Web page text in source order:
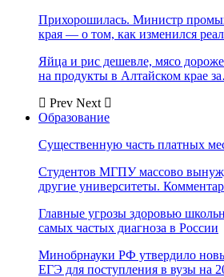
Прихорошилась. Министр
края — о том, как изменился
Яйца и рис дешевле, мясо
на продукты в Алтайском крае
Prev Next
Образование
Существенную часть платных
Студентов МГПУ массово
другие университеты.
Главные угрозы здоровью
самых частых диагноза в России
Минобрнауки РФ утвердило
ЕГЭ для поступления в вузы на